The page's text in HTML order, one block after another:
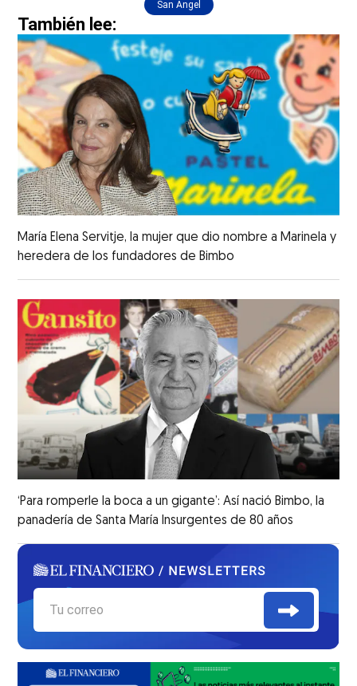
San Ángel
También lee:
María Elena Servitje, la mujer que dio nombre a Marinela y
heredera de los fundadores de Bimbo
‘Para romperle la boca a un gigante’: Así nació Bimbo, la
panadería de Santa María Insurgentes de 80 años